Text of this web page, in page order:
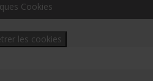
Cookies
les cookies